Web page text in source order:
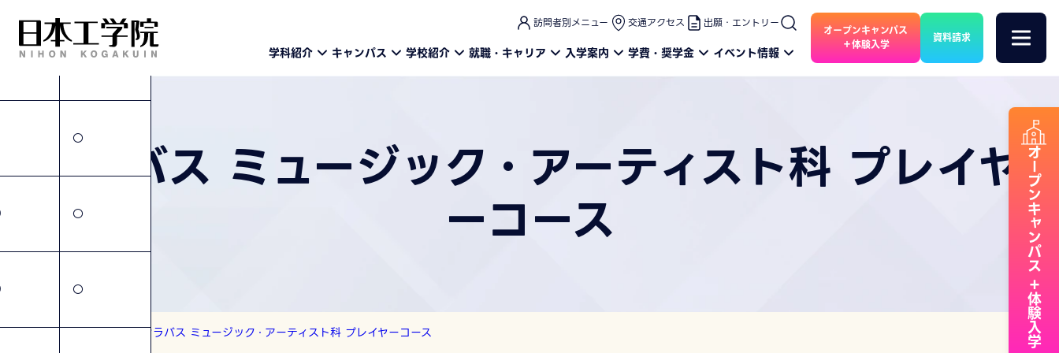
このページの本文へ
訪問者別メニュー 交通アクセス 出願・エントリー
学科紹介 キャンパス 学校紹介 就職・キャリア 入学案内 学費・奨学金 イベント情報
オープンキャンパス
＋体験入学
資料請求
シラバス ミュージック・アーティスト科 プレイヤ
ーコース
トップ シラバス シラバス ミュージック・アーティスト科 プレイヤーコース
〇
〇
〇
〇
オープンキャンパス
＋体験入学